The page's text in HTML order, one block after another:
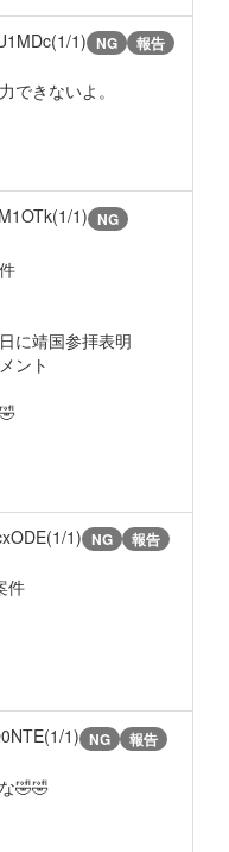
1) NG 報告
できないよ。
1) NG
に靖国参拝表明
ント
1) NG 報告
件
1) NG 報告
🤣🤣